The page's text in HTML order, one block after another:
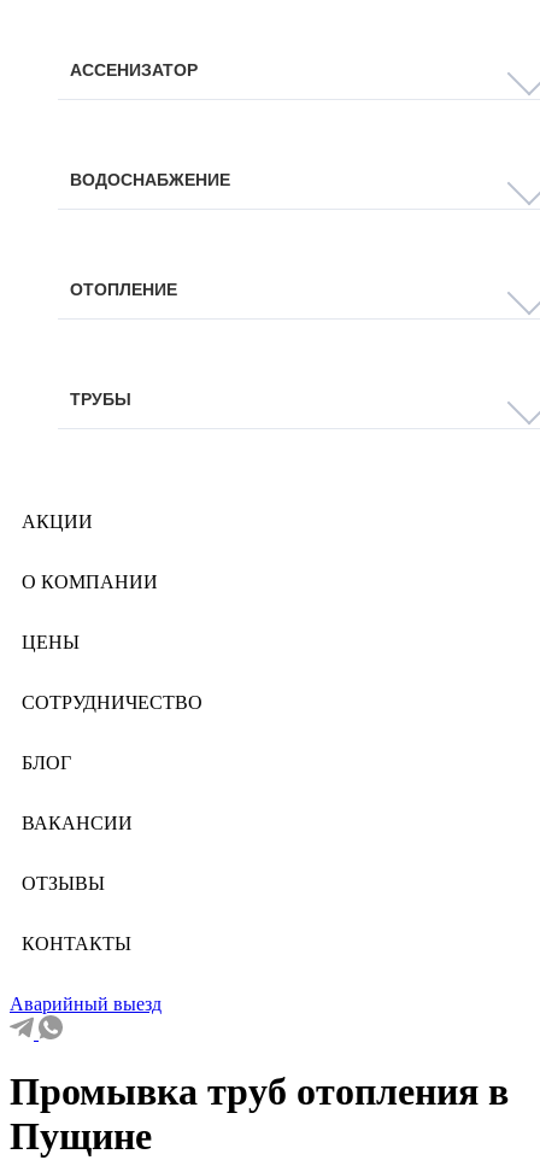
АССЕНИЗАТОР
ВОДОСНАБЖЕНИЕ
ОТОПЛЕНИЕ
ТРУБЫ
АКЦИИ
О КОМПАНИИ
ЦЕНЫ
СОТРУДНИЧЕСТВО
БЛОГ
ВАКАНСИИ
ОТЗЫВЫ
КОНТАКТЫ
Аварийный выезд
Промывка труб отопления в
Пущине